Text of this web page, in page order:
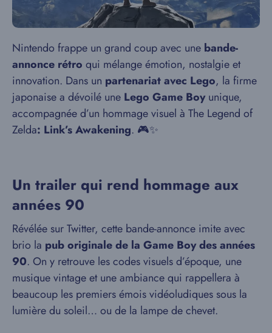
Nintendo frappe un grand coup avec une bande-
annonce rétro qui mélange émotion, nostalgie et
innovation. Dans un partenariat avec Lego, la firme
japonaise a dévoilé une Lego Game Boy unique,
accompagnée d’un hommage visuel à The Legend of
Zelda: Link’s Awakening. 🎮✨
Un trailer qui rend hommage aux
années 90
Révélée sur Twitter, cette bande-annonce imite avec
brio la pub originale de la Game Boy des années
90. On y retrouve les codes visuels d’époque, une
musique vintage et une ambiance qui rappellera à
beaucoup les premiers émois vidéoludiques sous la
lumière du soleil… ou de la lampe de chevet.